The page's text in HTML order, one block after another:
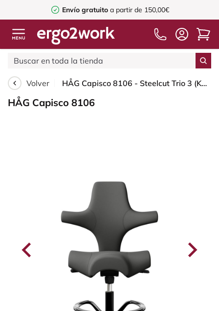
Envío gratuito a partir de 150,00€
Volver HÅG Capisco 8106 - Steelcut Trio 3 (Kvadrat) - Lana / Poliamida - STT383 - Charcoal - Black - 200 mm (seat height 46-64cm) - Glides
HÅG Capisco 8106